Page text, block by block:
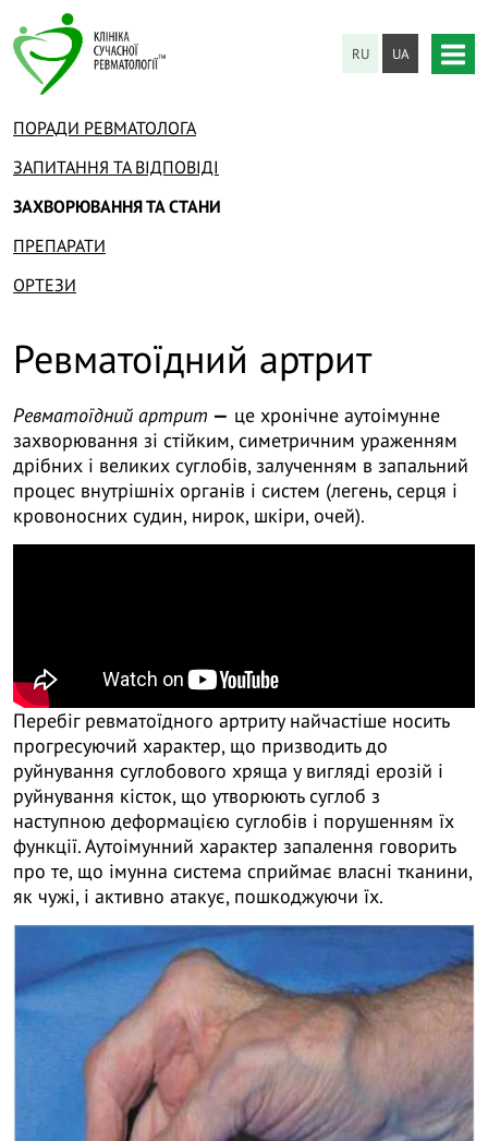
RU UA
ПОРАДИ РЕВМАТОЛОГА
ЗАПИТАННЯ ТА ВІДПОВІДІ
ЗАХВОРЮВАННЯ ТА СТАНИ
ПРЕПАРАТИ
ОРТЕЗИ
Ревматоїдний артрит
Ревматоїдний артрит — це хронічне аутоімунне
захворювання зі стійким, симетричним ураженням
дрібних і великих суглобів, залученням в запальний
процес внутрішніх органів і систем (легень, серця і
кровоносних судин, нирок, шкіри, очей).
Перебіг ревматоїдного артриту найчастіше носить
прогресуючий характер, що призводить до
руйнування суглобового хряща у вигляді ерозій і
руйнування кісток, що утворюють суглоб з
наступною деформацією суглобів і порушенням їх
функції. Аутоімунний характер запалення говорить
про те, що імунна система сприймає власні тканини,
як чужі, і активно атакує, пошкоджуючи їх.